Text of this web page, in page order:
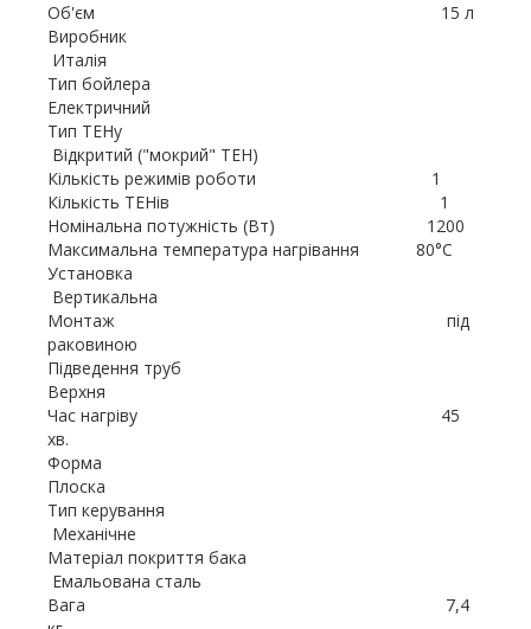
Об'єм 15 л
Виробник
Италія
Тип бойлера
Електричний
Тип ТЕНу
Відкритий ("мокрий" ТЕН)
Кількість режимів роботи 1
Кількість ТЕНів 1
Номінальна потужність (Вт) 1200
Максимальна температура нагрівання 80°C
Установка
Вертикальна
Монтаж під
раковиною
Підведення труб
Верхня
Час нагріву 45
хв.
Форма
Плоска
Тип керування
Механічне
Матеріал покриття бака
Емальована сталь
Вага 7,4